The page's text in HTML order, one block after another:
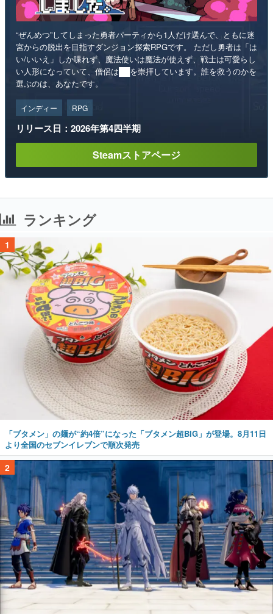
“ぜんめつ”してしまった勇者パーティから1人だけ選んで、ともに迷
宮からの脱出を目指すダンジョン探索RPGです。 ただし勇者は「は
い/いいえ」しか喋れず、魔法使いは魔法が使えず、戦士は可愛らし
い人形になっていて、僧侶は██を崇拝しています。誰を救うのかを
選ぶのは、あなたです。
インディー RPG
リリース日：2026年第4四半期
Steamストアページ
ランキング
1
「ブタメン」の麺が“約4倍”になった「ブタメン超BIG」が登場。8月11日
より全国のセブンイレブンで順次発売
2